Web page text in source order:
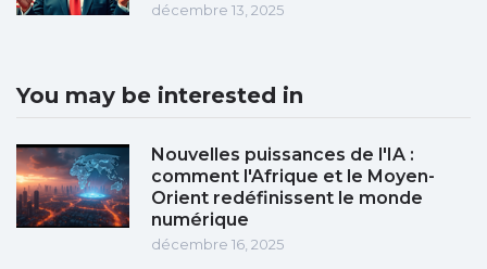
décembre 13, 2025
You may be interested in
Nouvelles puissances de l'IA :
comment l'Afrique et le Moyen-
Orient redéfinissent le monde
numérique
décembre 16, 2025